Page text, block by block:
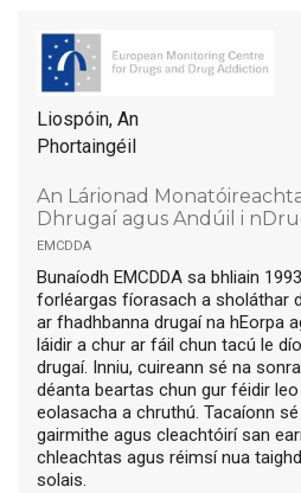
Liospóin, An
Phortaingéil
An Lárionad
Dhrugaí agus Andúil i
emcdda
Bunaíodh EMCDDA sa bhliain
forléargas fíorasach a sholáthar
ar fhadhbanna drugaí na hEorpa
láidir a chur ar fáil chun tacú le
drugaí. Inniu, cuireann sé na
déanta beartas chun gur féidir
eolasacha a chruthú. Tacaíonn
gairmithe agus cleachtóirí san
chleachtas agus réimsí nua
solais.